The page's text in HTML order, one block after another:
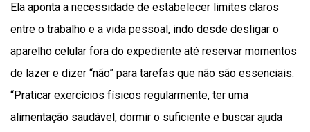
Ela aponta a necessidade de estabelecer limites claros
entre o trabalho e a vida pessoal, indo desde desligar o
aparelho celular fora do expediente até reservar momentos
de lazer e dizer “não” para tarefas que não são essenciais.
“Praticar exercícios físicos regularmente, ter uma
alimentação saudável, dormir o suficiente e buscar ajuda